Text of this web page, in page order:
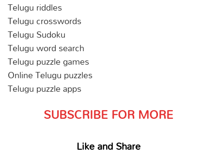
Telugu riddles
Telugu crosswords
Telugu Sudoku
Telugu word search
Telugu puzzle games
Online Telugu puzzles
Telugu puzzle apps
SUBSCRIBE FOR MORE
Like and Share